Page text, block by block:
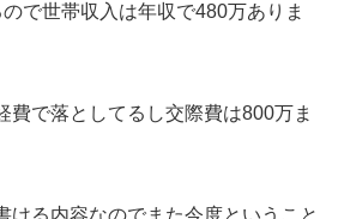
で世帯収入は年収で480万ありま
費で落としてるし交際費は800万ま
ける内容なのでまた今度ということ